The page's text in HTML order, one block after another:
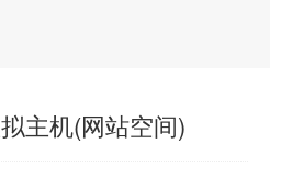
主机(网站空间)